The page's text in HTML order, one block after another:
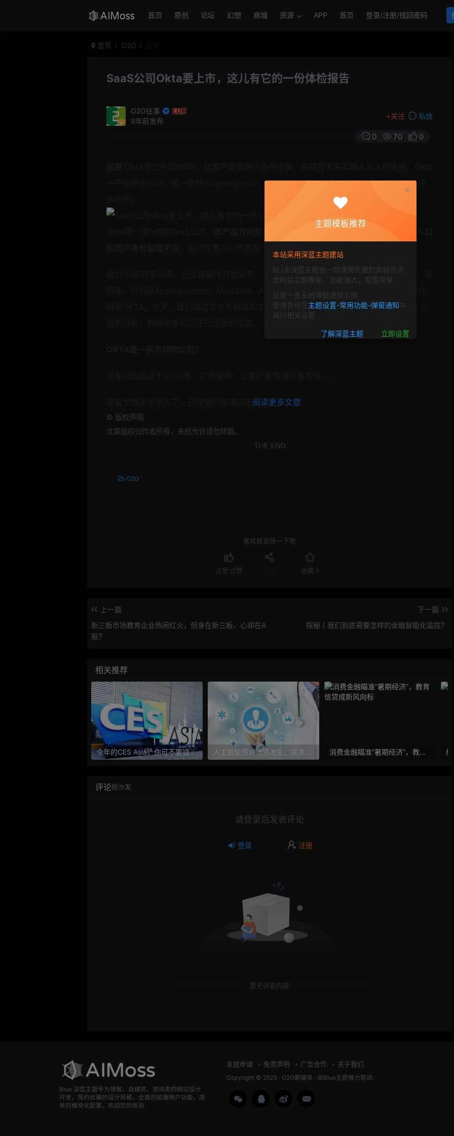
首页 原创 论坛 幻想 商城 资源 APP 首页 登录/注册/找回密码
首页 O2O
SaaS公司Okta要上市，这儿有它的一份体检报告
O2O往事
9年前发布
+关注 私信
0 70 0
一开始是在SSO（单一登陆Singlesign-on）市场上开始崭露头角，而如今它的产品线已经
自2017年开年以来，企业级软件开发公司／SaaS公司进行IPO的其实没几家。确切的说，就
四家，分别是AppDynamics，MuleSoft、Alteryx、和今天本文的主角Okta。上市股票代
码是OKTA。今天，我们通过它对外披露的文件信息，对整个公司从内到外的进行一次全方
阅读更多文章
© 版权声明
文章版权归作者所有，未经允许请勿转载。
THE END
O2O
喜欢就支持一下吧
点赞 点赞 收藏 0
上一篇
新三板市场教育企业热闹红火，但身在新三板、心却在A
股？
下一篇
探秘丨我们到底需要怎样的金融智能化监控？
相关推荐
今年的CES Asia，你可不要错过这些自动驾驶看点 消费金融瞄准“暑期经济”，教育信贷成新风向标
评论抢沙发
请登录后发表评论
登录 注册
暂无评论内容
Blue 深蓝主题专为博客、自媒体、资讯类的网站设计
开发，简约优雅的设计风格，全面的前端用户功能，简
单的模块化配置，欢迎您的体验
友链申请 免责声明 广告合作 关于我们
Copyright © 2025 · O2O薪媒体 · 由 Blue主题强力驱动.
主题模板推荐
本站采用深蓝主题建站
BLUE深蓝主题是一款漂亮优雅的商城资讯
类网站主题模板，功能强大，配置简单
这是一条系统弹窗通知示例
管理员可在主题设置-常用功能-弹窗通知中
进行相关设置
了解深蓝主题 立即设置